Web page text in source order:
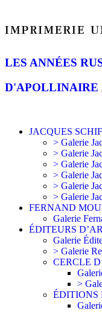
LES ANNÉES
D'APOLLINAIRE
JACQUES
> Galerie
> Galerie
> Galerie
> Galerie
> Galerie
> Galerie
FERNAND
Galerie
ÉDITEURS
Galerie
> Galerie
CERCLE
>
ÉDITIONS